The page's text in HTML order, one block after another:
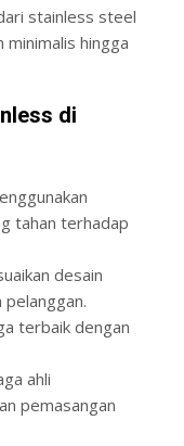
stainless steel
hingga
di
tahan terhadap
desain
terbaik dengan
ahli
pemasangan